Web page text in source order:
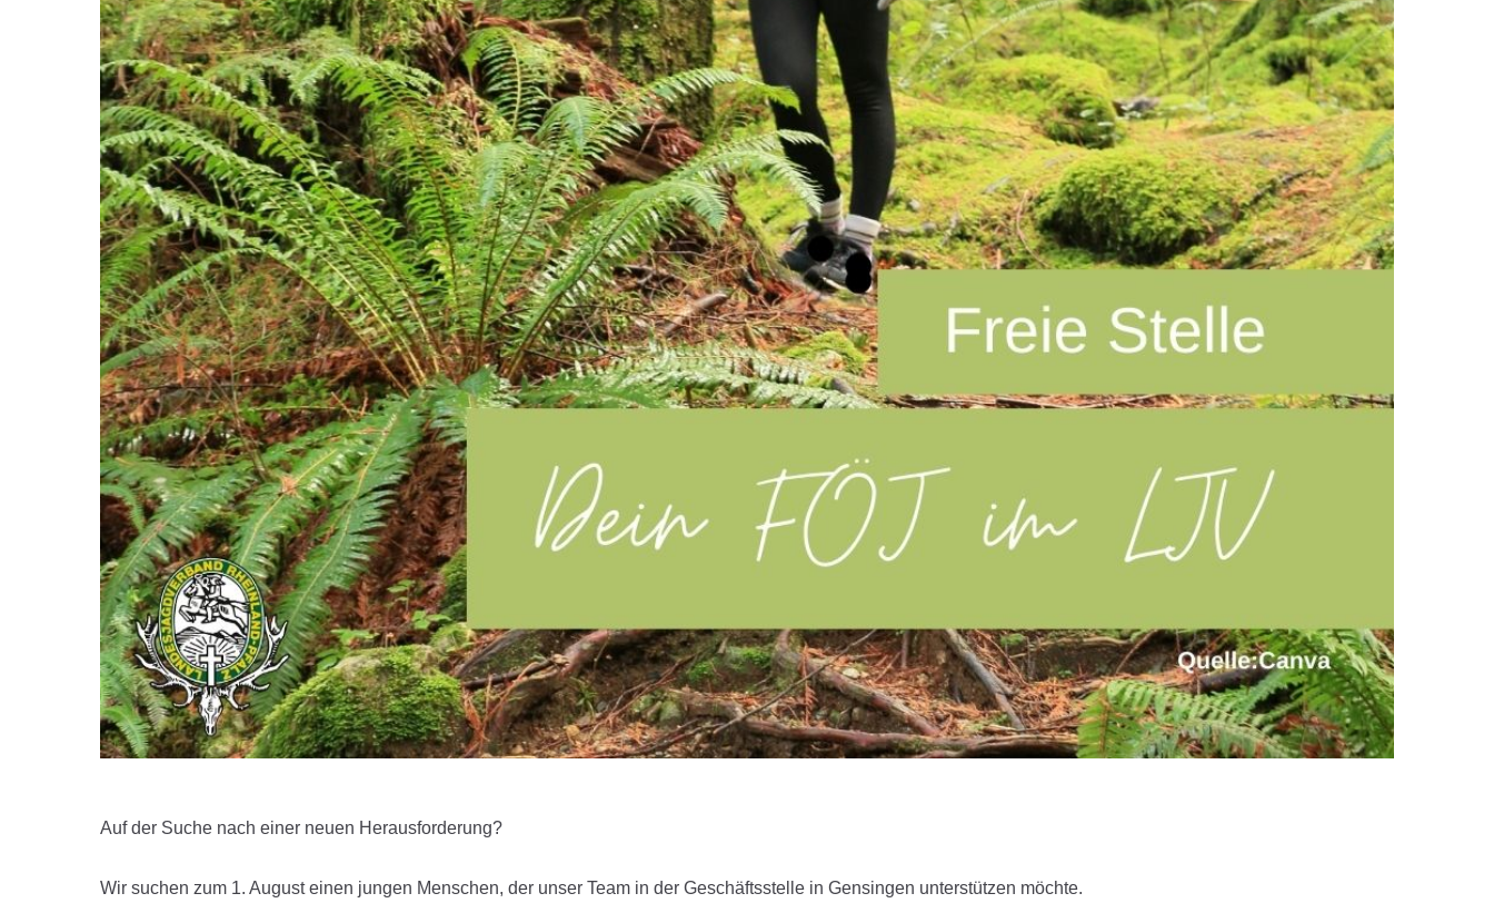
Auf der Suche nach einer neuen Herausforderung?
Wir suchen zum 1. August einen jungen Menschen, der unser Team in der Geschäftsstelle in Gensingen unterstützen möchte.